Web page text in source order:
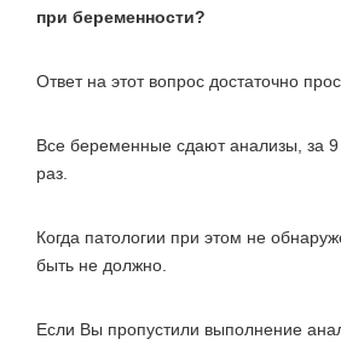
при беременности?
Ответ на этот вопрос достаточно
Все беременные сдают анализы, за 9
раз.
Когда патологии при этом не
быть не должно.
Если Вы пропустили выполнение